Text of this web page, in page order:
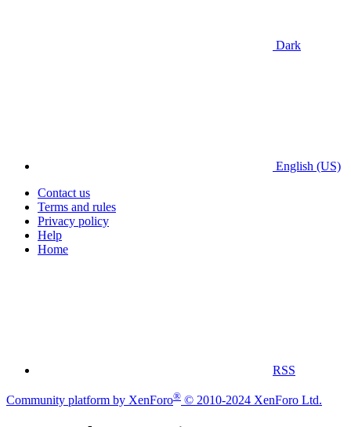
Dark
English (US)
Contact us
Terms and rules
Privacy policy
Help
Home
RSS
Community platform by XenForo® © 2010-2024 XenForo Ltd.